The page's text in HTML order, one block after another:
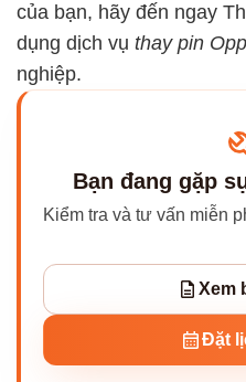
của bạn, hãy đến ngay
dụng dịch vụ thay pin
nghiệp.
Bạn đang gặp
Kiểm tra và tư vấn miễn
Xem
Đặt